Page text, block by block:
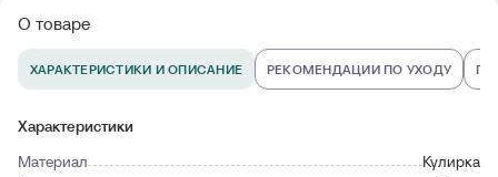
О товаре
ХАРАКТЕРИСТИКИ И ОПИСАНИЕ РЕКОМЕНДАЦИИ ПО УХОДУ
Характеристики
Материал
Кулирка